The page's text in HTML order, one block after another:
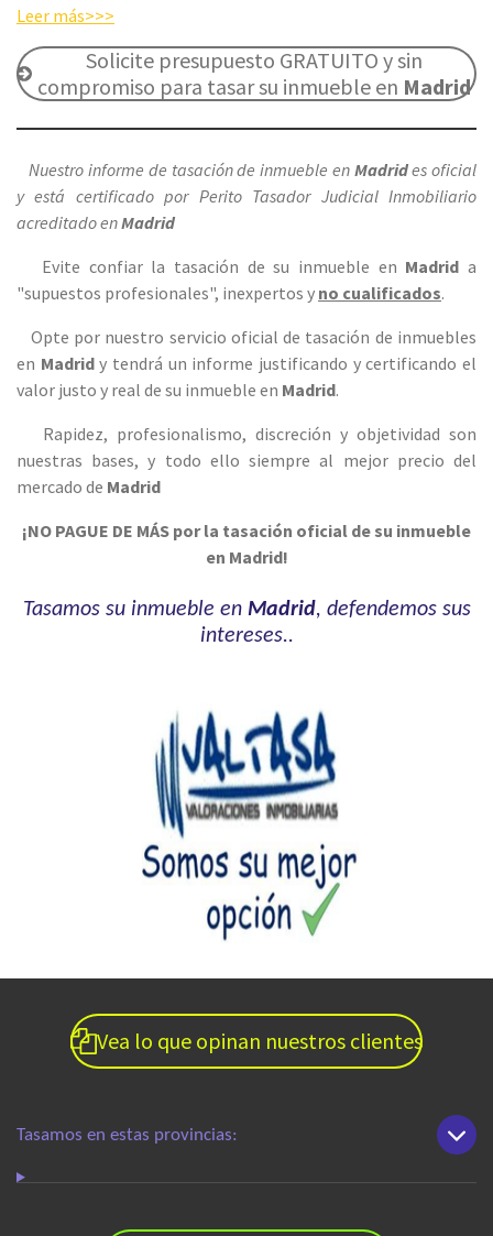
Leer más>>>
Solicite presupuesto GRATUITO y sin
compromiso para tasar su inmueble en Madrid
Nuestro informe de tasación de inmueble en Madrides oficial
y está certificado por Perito Tasador Judicial Inmobiliario
acreditado enMadrid
Evite confiar la tasación de su inmueble en Madrida
"supuestos profesionales", inexpertos y no cualificados.
Opte por nuestro servicio oficial de tasación de inmuebles
en Madridy tendrá un informe justificando y certificando el
valor justo y real de su inmueble en Madrid.
Rapidez, profesionalismo, discreción y objetividad son
nuestras bases, y todo ello siempre al mejor precio del
mercado de Madrid
¡NO PAGUE DE MÁS por la tasación oficial de su inmueble
en Madrid!
Tasamos su inmueble en Madrid, defendemos sus
intereses..
Vea lo que opinan nuestros clientes
Tasamos en estas provincias: